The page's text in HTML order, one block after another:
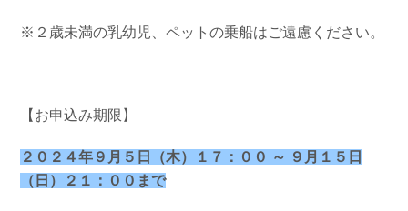
※２歳未満の乳幼児、ペットの乗船はご遠慮ください。
【お申込み期限】
２０２４年９月５日（木）１７：００ ～ ９月１５日
（日）２１：００まで